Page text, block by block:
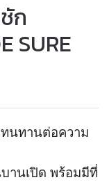
ก
SURE
ทนทานต่อความ
านเปิด พร้อมมีที่